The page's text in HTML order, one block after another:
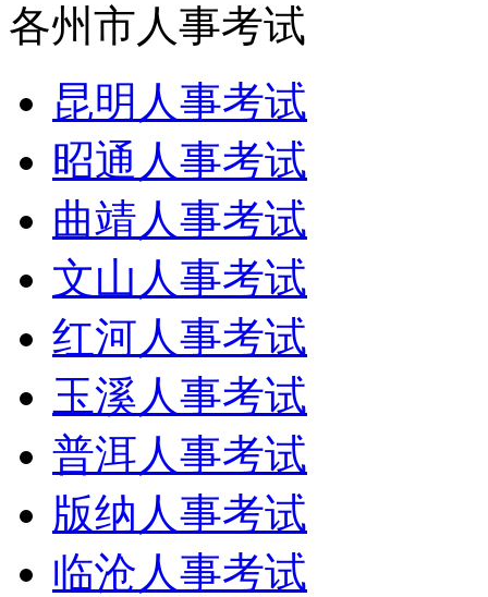
各州市人事考试
昆明人事考试
昭通人事考试
曲靖人事考试
文山人事考试
红河人事考试
玉溪人事考试
普洱人事考试
版纳人事考试
临沧人事考试